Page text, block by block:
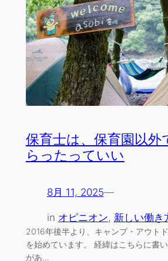
保育士は、保育園以外
らったっていい
8月 11, 2025—
in オピニオン, 新しい働き
2016年後半より、キャンプ・アウト
を始めています。 経緯はこちらに書
があ…